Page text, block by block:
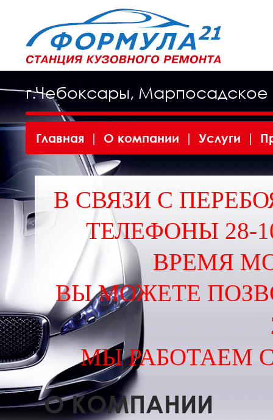
г.Чебоксары,
Главная | О компании | Услуги |
В СВЯЗИ С
ТЕЛЕФОНЫ 28-
ВРЕМЯ
ВЫ МОЖЕТЕ
МЫ РАБОТАЕМ
О КОМПАНИИ